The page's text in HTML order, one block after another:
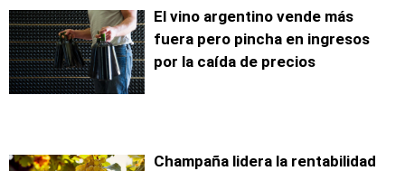
El vino argentino vende más
fuera pero pincha en ingresos
por la caída de precios
Champaña lidera la rentabilidad